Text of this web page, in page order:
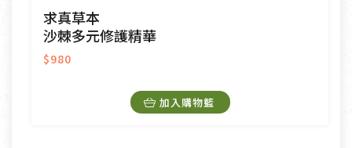
求真草本
沙棘多元修護精華
$980
加入購物籃